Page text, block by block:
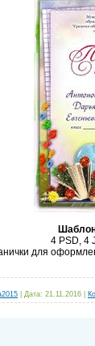
4 PSD, 4
для
Дата: 21.11.2016